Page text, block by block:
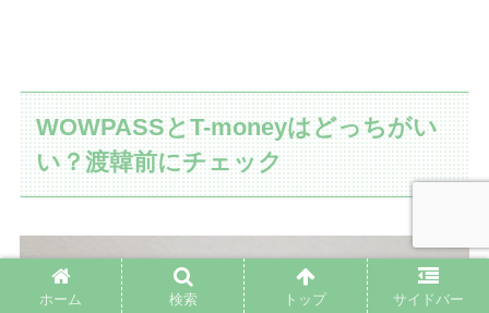
WOWPASSとT-moneyはどっちがい
い？渡韓前にチェック
ホーム 検索 トップ サイドバー